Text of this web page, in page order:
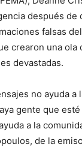
después de
falsas del
crearon una ola
devastadas.
no ayuda a
gente que
a la
de la